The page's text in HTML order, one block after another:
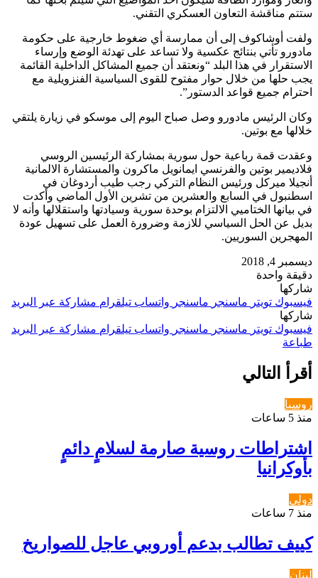
ستتم مناقشة التعاون العسكري التقني.
ولفت أوشاكوف إلى أن ممارسة أي ضغوط خارجية على حكومة
مادورو تأتي بنتائج عكسية ولا تساعد على تهدئة الوضع وإرساء
الاستقرار في هذا البلد “ونعتقد أن جميع المشاكل الداخلية القائمة
يجب حلها من خلال حوار مفتوح للقوى السياسية الفنزويلية مع
احترام جميع قواعد الدستور”.
وكان الرئيس مادورو وصل صباح اليوم إلى موسكو في زيارة يلتقي
خلالها مع بوتين.
وعقدت قمة رباعية حول سورية بمشاركة الرئيسين الروسي
فلاديمير بوتين والفرنسي ايمانويل ماكرون والمستشارة الالمانية
أنجيلا ميركل ورئيس النظام التركي رجب طيب أردوغان في
اسطنبول في السابع والعشرين من تشرين الأول الماضي وأكدت
في بيانها الختاميي الالتزام بوحدة سورية وسيادتها واستقلالها وأنه لا
بديل عن الحل السياسي للازمة وضرورة العمل على تسهيل عودة
المهجرين السوريين.
ديسمبر 4, 2018
دقيقة واحدة
شاركها
فيسبوك تويتر ماسنجر ماسنجر واتساب تيلقرام مشاركة عبر البريد
شاركها
فيسبوك تويتر ماسنجر ماسنجر واتساب تيلقرام مشاركة عبر البريد
طباعة
أقرأ التالي
روسيا
منذ 5 ساعات
اشتراطات روسية صارمة لسلامٍ دائمٍ
بأوكرانيا
دولي
منذ 7 ساعات
كييف تطالب بدعم أوروبي عاجل للصواريخ
لبنان